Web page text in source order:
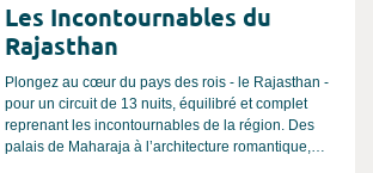
Les Incontournables du
Rajasthan
Plongez au cœur du pays des rois - le Rajasthan -
pour un circuit de 13 nuits, équilibré et complet
reprenant les incontournables de la région. Des
palais de Maharaja à l’architecture romantique,